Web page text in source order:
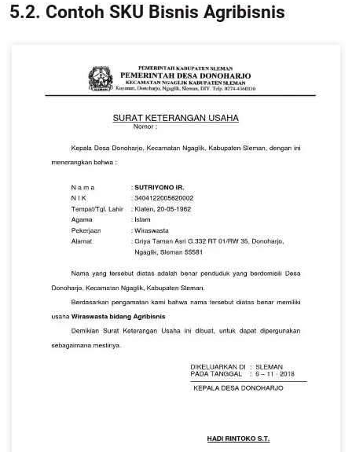
5.2. Contoh SKU Bisnis Agribisnis